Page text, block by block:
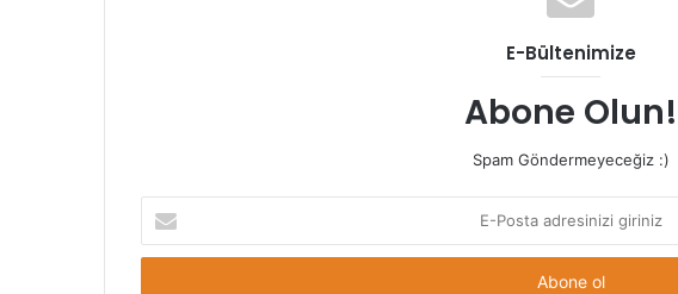
E-Bültenimize
Abone Olun!
Spam Göndermeyeceğiz :)
Posta
adresinizi